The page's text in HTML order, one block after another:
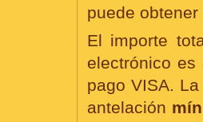
puede
El importe
electrónico
pago VISA.
antelación